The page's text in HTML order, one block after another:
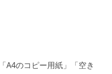
A4のコピー用紙」「空き